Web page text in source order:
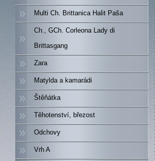
Multi Ch. Brittanica Halit Paša
Ch., GCh. Corleona Lady di
Brittasgang
Zara
Matylda a kamarádi
Štěňátka
Těhotenství, březost
Odchovy
Vrh A